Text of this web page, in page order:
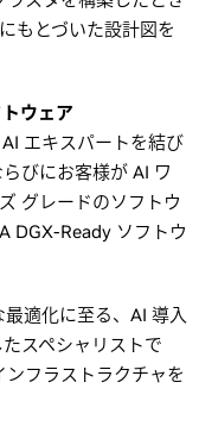
もとづいた設計図を
ウェア
エキスパートを結び
びにお客様が AI ワ
グレードのソフトウ
DGX-Ready ソフトウ
適化に至る、AI 導入
スペシャリストで
フラストラクチャを